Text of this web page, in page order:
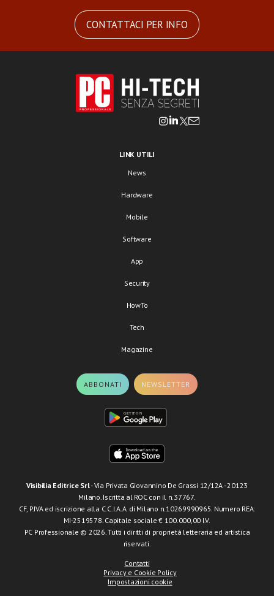
CONTATTACI PER INFO
LINK UTILI
News
Hardware
Mobile
Software
App
Security
HowTo
Tech
Magazine
ABBONATI NEWSLETTER
Visibilia Editrice Srl- Via Privata Giovannino De Grassi 12/12A - 20123
Milano. Iscritta al ROC con il n.37767.
CF, P.IVA ed iscrizione alla C.C.I.A.A. di Milano n.10269990965. Numero REA:
MI-2519578. Capitale sociale € 100.000,00 I.V.
PC Professionale © 2026. Tutti i diritti di proprietà letteraria ed artistica
riservati.
Contatti
Privacy e Cookie Policy
Impostazioni cookie